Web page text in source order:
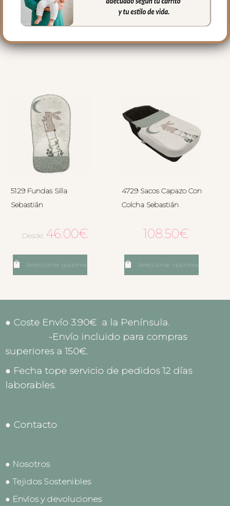
PRODUCTOS
RELACIONADOS
5129 Fundas Silla
Sebastián
Desde: 46.00€
Seleccionar opciones
4729 Sacos Capazo Con
Colcha Sebastián
108.50€
Seleccionar opciones
● Coste Envío 3.90€ a la Península.
-Envío incluido para compras
superiores a 150€.
● Fecha tope servicio de pedidos 12 días
laborables.
● Contacto
● Nosotros
● Tejidos Sostenibles
● Envíos y devoluciones